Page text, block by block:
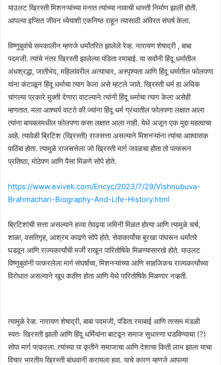
याउलट ख्रिस्ती मिशनऱ्यांच्या मनात त्यांच्या नावाची धास्ती निर्माण झाली होती.
आपल्या इप्सित जीवन ध्येयाशी एकनिष्ठ राहून त्यासाठी अविरत संघर्ष केला.
विष्णुबुवांचे समकालीन म्हणजे धर्मांतरित झालेले रेव्ह. नारायण शेषाद्री , बाबा
पदमजी. त्यांचे नंतर ख्रिस्ती झालेल्या पंडिता रमाबाई. या सर्वांनी हिंदू धर्मातील
अंधश्रद्धा, जातीभेद, महिलांवरील अत्याचार, अस्पृश्यता आणि हिंदू धर्मातील फोलपणा
यांना कंटाळून हिंदू धर्माचा त्याग केला असे म्हटले जाते. ख्रिस्ती धर्म हा अधिक
चांगल्या प्रकारे मुक्ती देणारा वाटल्याने त्यांनी हिंदू धर्माचा त्याग केला असेही
म्हणतात. मला आश्चर्य वाटते की ज्यांना हिंदू धर्म ग्रंथातील फोलपणा लक्षात आला
त्यांना बायबलमधील फोलपणा कसा लक्षात आला नाही. येथे अजून एक मुद्दा महत्वाचा
आहे. त्यावेळी ब्रिटिश (ख्रिस्ती) राजसत्ता असल्याने मिशनऱ्यांना त्यांचा आश्वासक
पाठिंबा होता. त्यामुळे राजसत्तेला जो ख्रिस्ती मार्ग जवळचा होता तो पत्करून
प्रतिष्ठा, मोठेपण आणि पैसा मिळणे सोपे होते.
https://www.evivek.com/Encyc/2023/7/29/Vishnubuva-
Brahmachari-Biography-And-Life-History.html
ब्रिटिशांची सत्ता असल्याने हव्या तेवढ्या जमिनी मिळत होत्या आणि त्यामुळे चर्च,
शाळा, वसतिगृह, आश्रम काढणे सोपे होते. सेवाकार्यांचा बुरखा पांघरून धर्मांतरे
घडवून आणि राज्यकर्त्यांची मर्जी राखून पारितोषिके मिळण्यासारखे होते. याउलट
विष्णुबुवांनी पत्करलेला मार्ग संघर्षाचा, मिशनऱ्यांच्या आणि साहजिकच राज्यकर्त्यांच्या
विरोधात असल्याने खूप कठीण होता आणि येथे पारितोषिके मिळणार नव्हती.
त्यामुळे रेव्ह. नारायण शेषाद्री, बाबा पदमजी, पंडिता रमाबाई आणि तत्सम मंडळी
स्वतः ख्रिस्ती झाली आणि हिंदू धर्मियांना बाटवून समाज सुधारणा घडविण्याचा (?)
सोपा मार्ग पत्करला. त्यांच्या या कृतीने समाजाचा आणि देशाचा किती लाभ झाला याचा
विचार भारतीय ख्रिस्ती बांधवानी करायला हवा. याचे कारण म्हणजे आपल्या